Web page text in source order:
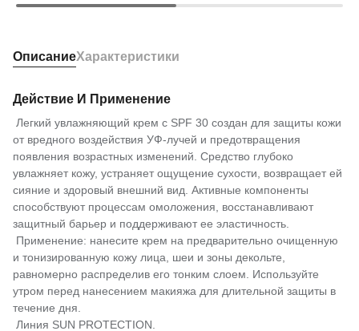
ОписаниеХарактеристики
Действие И Применение
Легкий увлажняющий крем с SPF 30 создан для защиты кожи
от вредного воздействия УФ-лучей и предотвращения
появления возрастных изменений. Средство глубоко
увлажняет кожу, устраняет ощущение сухости, возвращает ей
сияние и здоровый внешний вид. Активные компоненты
способствуют процессам омоложения, восстанавливают
защитный барьер и поддерживают ее эластичность.
Применение: нанесите крем на предварительно очищенную
и тонизированную кожу лица, шеи и зоны декольте,
равномерно распределив его тонким слоем. Используйте
утром перед нанесением макияжа для длительной защиты в
течение дня.
Линия SUN PROTECTION.